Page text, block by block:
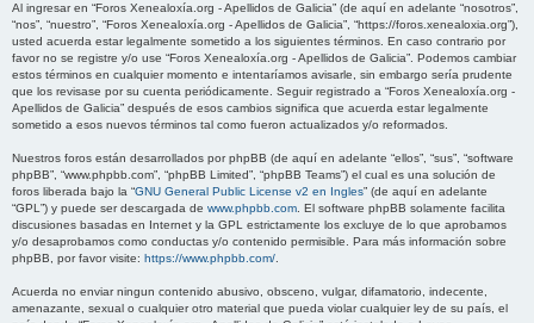
Al ingresar en “Foros Xenealoxía.org - Apellidos de Galicia” (de aquí en adelante “nosotros”,
“nos”, “nuestro”, “Foros Xenealoxía.org - Apellidos de Galicia”, “https://foros.xenealoxia.org”),
usted acuerda estar legalmente sometido a los siguientes términos. En caso contrario por
favor no se registre y/o use “Foros Xenealoxía.org - Apellidos de Galicia”. Podemos cambiar
estos términos en cualquier momento e intentaríamos avisarle, sin embargo sería prudente
que los revisase por su cuenta periódicamente. Seguir registrado a “Foros Xenealoxía.org -
Apellidos de Galicia” después de esos cambios significa que acuerda estar legalmente
sometido a esos nuevos términos tal como fueron actualizados y/o reformados.
Nuestros foros están desarrollados por phpBB (de aquí en adelante “ellos”, “sus”, “software
phpBB”, “www.phpbb.com”, “phpBB Limited”, “phpBB Teams”) el cual es una solución de
foros liberada bajo la “GNU General Public License v2 en Ingles” (de aquí en adelante
“GPL”) y puede ser descargada de www.phpbb.com . El software phpBB solamente facilita
discusiones basadas en Internet y la GPL estrictamente los excluye de lo que aprobamos
y/o desaprobamos como conductas y/o contenido permisible. Para más información sobre
phpBB, por favor visite: https://www.phpbb.com/
Acuerda no enviar ningun contenido abusivo, obsceno, vulgar, difamatorio, indecente,
amenazante, sexual o cualquier otro material que pueda violar cualquier ley de su país, el